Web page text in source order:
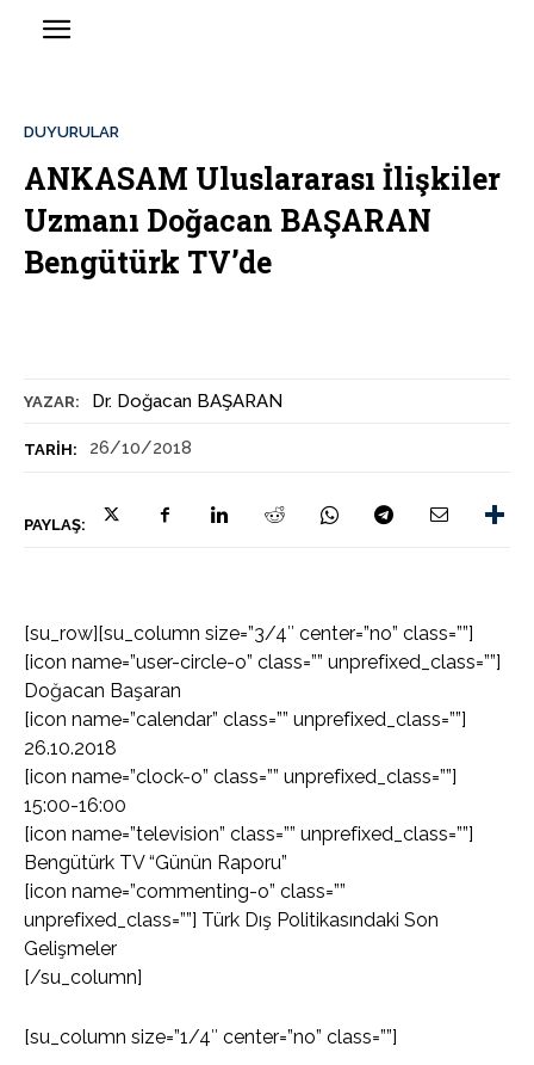
YAZAR: Dr. Doğacan BAŞARAN
TARIH: 26/10/2018
PAYLAŞ:
DUYURULAR
ANKASAM Uluslararası İlişkiler
Uzmanı Doğacan BAŞARAN
Bengütürk TV’de
[su_row][su_column size=”3/4″ center=”no” class=””]
[icon name=”user-circle-o” class=”” unprefixed_class=””]
Doğacan Başaran
[icon name=”calendar” class=”” unprefixed_class=””]
26.10.2018
[icon name=”clock-o” class=”” unprefixed_class=””]
15:00-16:00
[icon name=”television” class=”” unprefixed_class=””]
Bengütürk TV “Günün Raporu”
[icon name=”commenting-o” class=””
unprefixed_class=””] Türk Dış Politikasındaki Son
Gelişmeler
[/su_column]
[su_column size=”1/4″ center=”no” class=””]